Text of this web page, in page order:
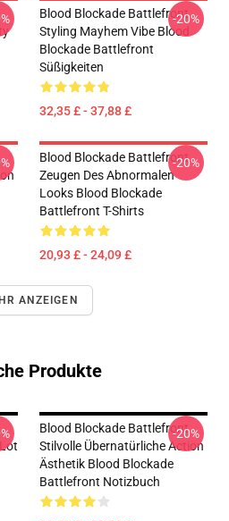
Blood Blockade Battlefront
Styling Mayhem Vibe Blood
Blockade Battlefront
Süßigkeiten
32,35 £ - 37,88 £
-20%
Blood Blockade Battlefront
Zeugen Des Abnormalen
Looks Blood Blockade
Battlefront T-Shirts
20,93 £ - 24,09 £
-20%
ANZEIGEN
Produkte
Blood Blockade Battlefront
Stilvolle Übernatürliche Action
Ästhetik Blood Blockade
Battlefront Notizbuch
-20%